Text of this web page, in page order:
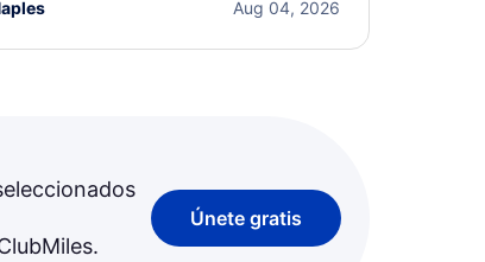
Aug 04, 2026
Únete gratis